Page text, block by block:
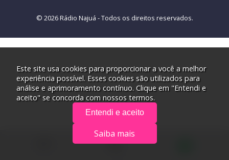
© 2026 Rádio Najuá - Todos os direitos reservados.
Este site usa cookies para proporcionar a você a melhor
experiência possível. Esses cookies são utilizados para
análise e aprimoramento contínuo. Clique em "Entendi e
aceito" se concorda com nossos termos.
Entendi e aceito
Saiba mais